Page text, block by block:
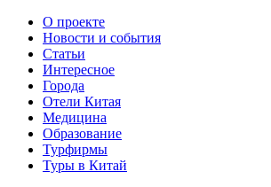
О проекте
Новости и события
Статьи
Интересное
Города
Отели Китая
Медицина
Образование
Турфирмы
Туры в Китай